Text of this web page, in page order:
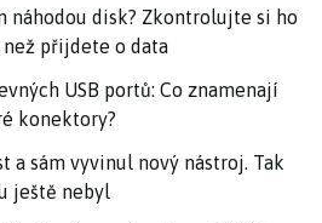
náhodou disk? Zkontrolujte si ho
přijdete o data
USB portů: Co znamenají
konektory?
a sám vyvinul nový nástroj. Tak
ještě nebyl